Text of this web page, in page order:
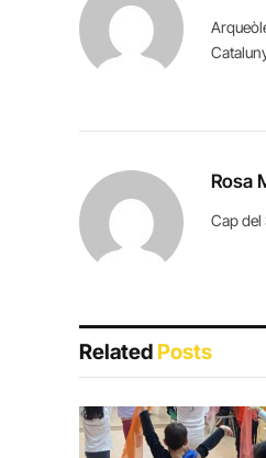
Rosa
Cap del
RelatedPosts